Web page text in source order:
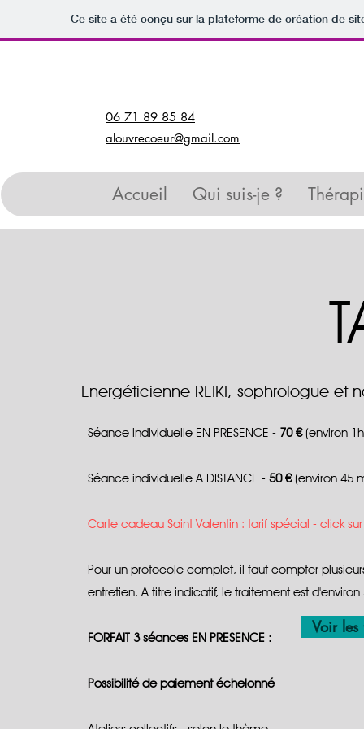
Ce site a été conçu sur la plateforme de création de
06 71 89 85 84
alouvrecoeur@gmail.com
Accueil Qui suis-je ?
Energéticienne REIKI, sophrologue et
Séance individuelle EN PRESENCE - 70 €(environ
Séance individuelle A DISTANCE - 50 €(environ 45
Carte cadeau Saint Valentin : tarif spécial - click
Pour un protocole complet, il faut compter
entretien. A titre indicatif, le traitement est
FORFAIT 3 séances EN
Possibilité de paiement échelonné
Voir les